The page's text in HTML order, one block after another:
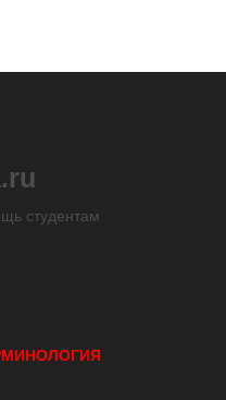
студентам